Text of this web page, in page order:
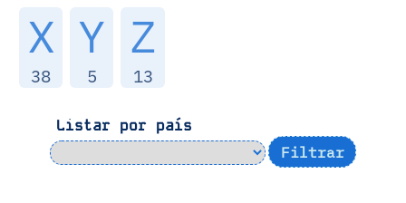
X
38
Y
5
Z
13
Listar por país